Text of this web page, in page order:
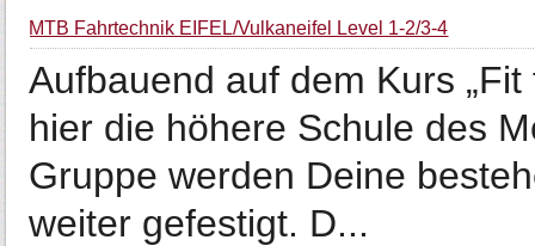
MTB Fahrtechnik EIFEL/Vulkaneifel Level 1-2/3-4
Aufbauend auf dem Kurs
hier die höhere Schule des
Gruppe werden Deine
weiter gefestigt. D...